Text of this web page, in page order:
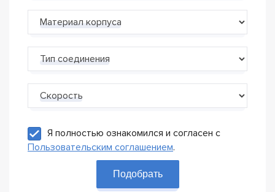
Материал корпуса
Тип соединения
Скорость
Я полностью ознакомился и согласен с
Пользовательским соглашением.
Подобрать